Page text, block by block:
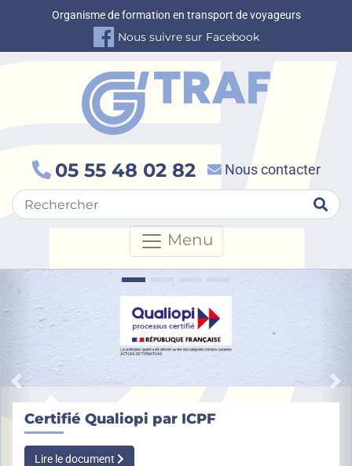
Organisme de formation en transport de voyageurs
Nous suivre sur Facebook
05 55 48 02 82 Nous contacter
Menu
Certifié Qualiopi par ICPF
Lire le document
Précédent